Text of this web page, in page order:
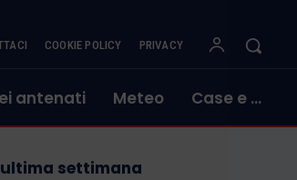
COOKIE POLICY PRIVACY
antenati Meteo
Case e …
settimana